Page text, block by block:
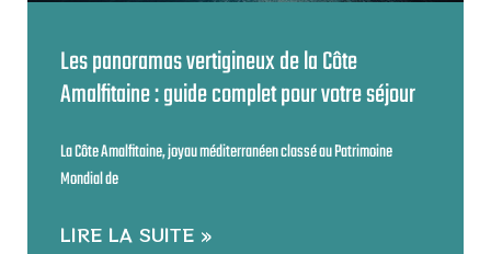
Les panoramas vertigineux de la Côte
Amalfitaine : guide complet pour votre séjour
La Côte Amalfitaine, joyau méditerranéen classé au Patrimoine
Mondial de
LIRE LA SUITE »